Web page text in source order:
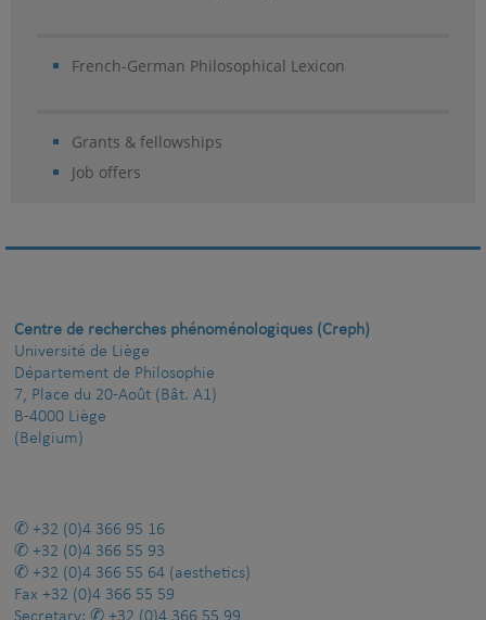
French-German Philosophical Lexicon
Grants & fellowships
Job offers
Centre de recherches phénoménologiques (Creph)
Université de Liège
Département de Philosophie
7, Place du 20-Août (Bât. A1)
B-4000 Liège
(Belgium)
+32 (0)4 366 95 16
+32 (0)4 366 55 93
+32 (0)4 366 55 64 (aesthetics)
Fax +32 (0)4 366 55 59